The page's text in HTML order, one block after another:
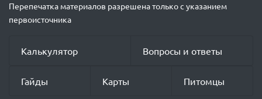
Перепечатка материалов разрешена только с указанием
первоисточника
Калькулятор Вопросы и ответы
Гайды Карты Питомцы